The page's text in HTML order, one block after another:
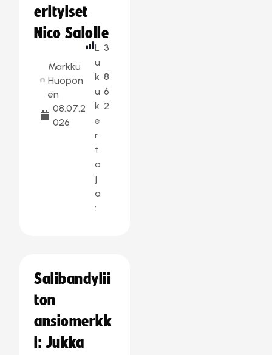
erityiset
Nico Salolle
Markku
Huopon
en
08.07.2
026
L
u
k
u
k
e
r
t
o
j
a
:
3
8
6
2
Salibandylii
ton
ansiomerkk
i: Jukka